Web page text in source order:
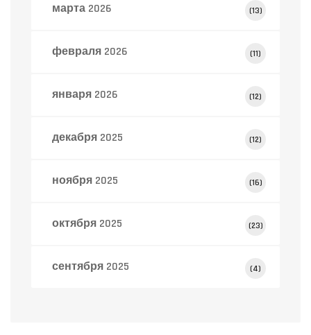
марта 2026 (13)
февраля 2026 (11)
января 2026 (12)
декабря 2025 (12)
ноября 2025 (16)
октября 2025 (23)
сентября 2025 (4)